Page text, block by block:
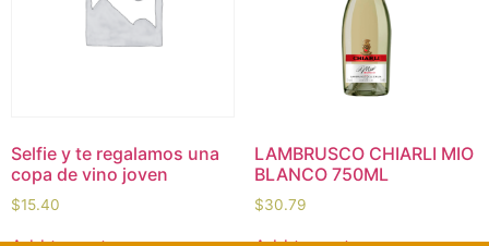
Selfie y te regalamos una
copa de vino joven
$15.40
LAMBRUSCO CHIARLI MIO
BLANCO 750ML
$30.79